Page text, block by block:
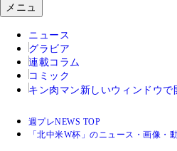
メニュ
ニュース
グラビア
連載コラム
コミック
キン肉マン 新しいウィンドウで
週プレNEWS TOP
「北中米W杯」のニュース・画像・